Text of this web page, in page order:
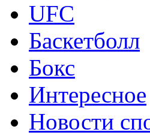
UFC
Баскетболл
Бокс
Интересное
Новости